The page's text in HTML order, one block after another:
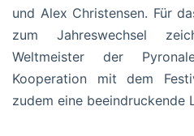
und Alex Christensen. Für
zum Jahreswechsel
Weltmeister der
Kooperation mit dem
zudem eine beeindruckende